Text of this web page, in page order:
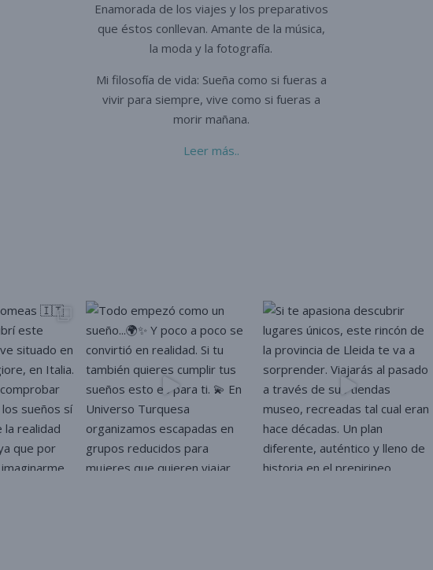
Enamorada de los viajes y los preparativos
que éstos conllevan. Amante de la música,
la moda y la fotografía.
Mi filosofía de vida: Sueña como si fueras a
vivir para siempre, vive como si fueras a
morir mañana.
Leer más..